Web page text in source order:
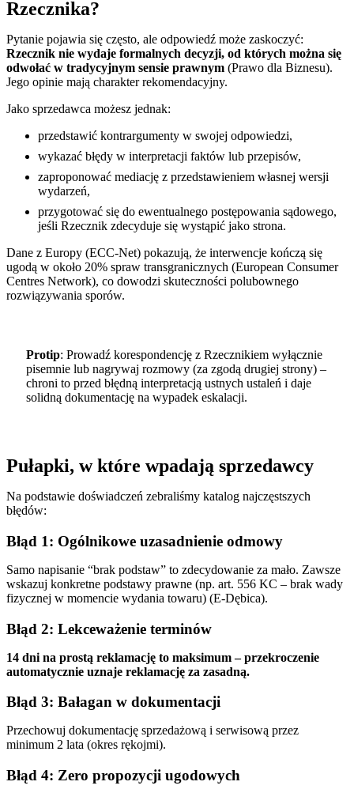
Rzecznika?
Pytanie pojawia się często, ale odpowiedź może zaskoczyć:
Rzecznik nie wydaje formalnych decyzji, od których można się
odwołać w tradycyjnym sensie prawnym (Prawo dla Biznesu).
Jego opinie mają charakter rekomendacyjny.
Jako sprzedawca możesz jednak:
przedstawić kontrargumenty w swojej odpowiedzi,
wykazać błędy w interpretacji faktów lub przepisów,
zaproponować mediację z przedstawieniem własnej wersji
wydarzeń,
przygotować się do ewentualnego postępowania sądowego,
jeśli Rzecznik zdecyduje się wystąpić jako strona.
Dane z Europy (ECC-Net) pokazują, że interwencje kończą się
ugodą w około 20% spraw transgranicznych (European Consumer
Centres Network), co dowodzi skuteczności polubownego
rozwiązywania sporów.
Protip: Prowadź korespondencję z Rzecznikiem wyłącznie
pisemnie lub nagrywaj rozmowy (za zgodą drugiej strony) –
chroni to przed błędną interpretacją ustnych ustaleń i daje
solidną dokumentację na wypadek eskalacji.
Pułapki, w które wpadają sprzedawcy
Na podstawie doświadczeń zebraliśmy katalog najczęstszych
błędów:
Błąd 1: Ogólnikowe uzasadnienie odmowy
Samo napisanie “brak podstaw” to zdecydowanie za mało. Zawsze
wskazuj konkretne podstawy prawne (np. art. 556 KC – brak wady
fizycznej w momencie wydania towaru) (E-Dębica).
Błąd 2: Lekceważenie terminów
14 dni na prostą reklamację to maksimum – przekroczenie
automatycznie uznaje reklamację za zasadną.
Błąd 3: Bałagan w dokumentacji
Przechowuj dokumentację sprzedażową i serwisową przez
minimum 2 lata (okres rękojmi).
Błąd 4: Zero propozycji ugodowych